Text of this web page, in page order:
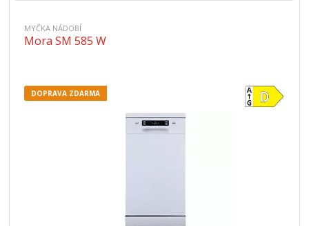
MYČKA NÁDOBÍ
Mora SM 585 W
DOPRAVA ZDARMA